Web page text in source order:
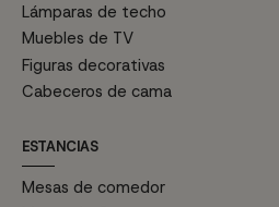
Lámparas de techo
Muebles de TV
Figuras decorativas
Cabeceros de cama
ESTANCIAS
Mesas de comedor